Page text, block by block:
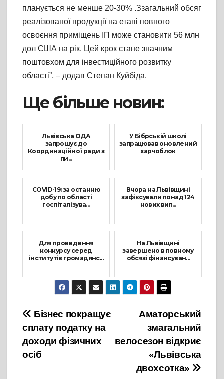
планується не менше 20-30% .Ззагальний обсяг
реалізованої продукції на етапі повного
освоєння приміщень ІП може становити 56 млн
дол США на рік. Цей крок стане значним
поштовхом для інвестиційного розвитку
області”, – додав Степан Куйбіда.
Ще більше новин:
Львівська ОДА
запрошує до
Координаційної ради з
пи...
У Бібрській школі
запрацював оновлений
харчоблок
COVID-19: за останню
добу по області
госпіталізува...
Вчора на Львівщині
зафіксували понад 124
нових вип...
Для проведення
конкурсу серед
інститутів громадянс...
26 Серпня, 2021
На Львівщині
завершено в повному
обсязі фінансуван...
25 Травня, 2021
Навігація
записів
Аматорський
змагальний
велосезон відкриє
«Львівська
двохсотка»
Бізнес покращує
сплату податку на
доходи фізичних
осіб